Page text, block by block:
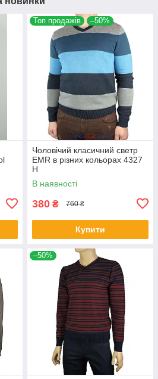
Топ продажів –50%
Чоловічий класичний светр
EMR в різних кольорах 4327
Н
В наявності
380 ₴ 760 ₴
Купити
–50%